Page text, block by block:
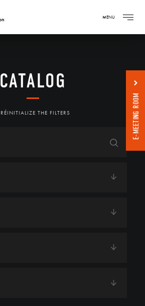
MENU
CATALOG
RÉINITIALIZE THE FILTERS E-MEETING ROOM